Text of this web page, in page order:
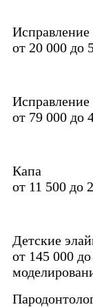
Исправление
от 20 000 до
от 79 000 до
Капа
от 11 500 до
Детские
от 145 000